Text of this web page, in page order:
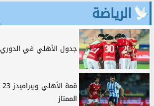
الرياضة
جدول الأهلي في الدوري 2026-2027
الممتاز